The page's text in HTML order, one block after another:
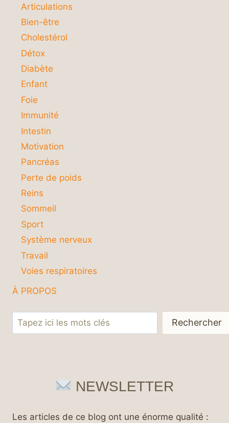
Articulations
Bien-être
Cholestérol
Détox
Diabète
Enfant
Foie
Immunité
Intestin
Motivation
Pancréas
Perte de poids
Reins
Sommeil
Sport
Système nerveux
Travail
Voies respiratoires
À PROPOS
Rechercher Rechercher
NEWSLETTER
Les articles de ce blog ont une énorme qualité :